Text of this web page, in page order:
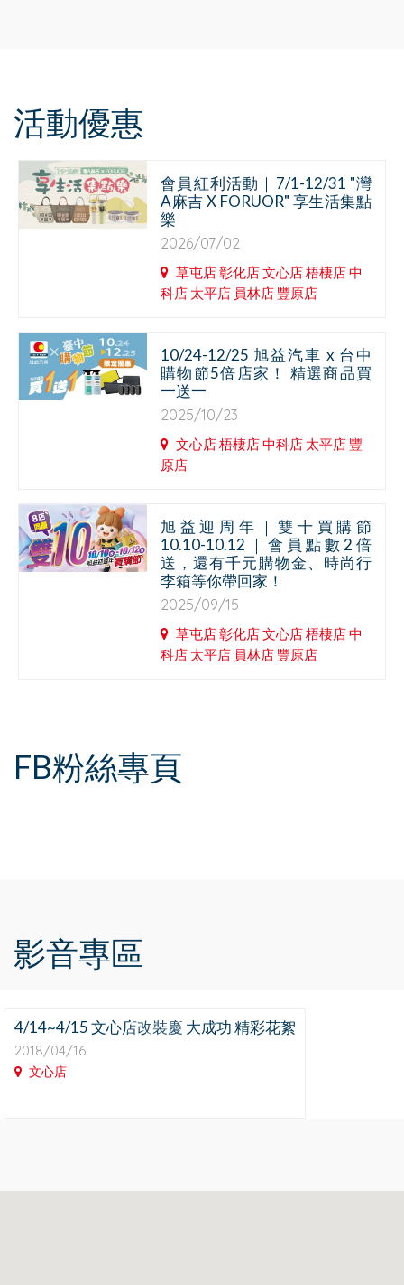
活動優惠
會員紅利活動｜7/1-12/31 "灣
A麻吉 X FORUOR" 享生活集點
樂
2026/07/02
草屯店 彰化店 文心店 梧棲店 中
科店 太平店 員林店 豐原店
10/24-12/25 旭益汽車 x 台中
購物節5倍店家！ 精選商品買
一送一
2025/10/23
文心店 梧棲店 中科店 太平店 豐
原店
旭益迎周年｜雙十買購節
10.10-10.12｜會員點數2倍
送，還有千元購物金、時尚行
李箱等你帶回家！
2025/09/15
草屯店 彰化店 文心店 梧棲店 中
科店 太平店 員林店 豐原店
FB粉絲專頁
影音專區
4/14~4/15 文心店改裝慶 大成功 精彩花絮
2018/04/16
文心店